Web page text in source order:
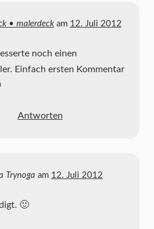
• malerdeck am 12. Juli 2012
noch einen
Einfach ersten Kommentar
Antworten
Trynoga am 12. Juli 2012
🙂